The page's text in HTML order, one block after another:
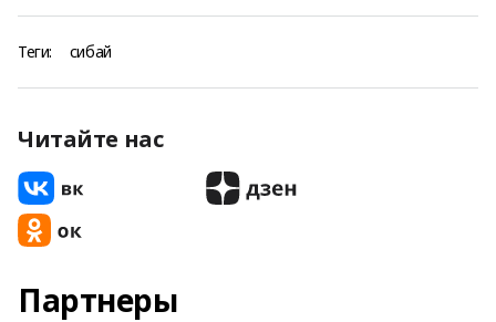
Теги: сибай
Читайте нас
Партнеры